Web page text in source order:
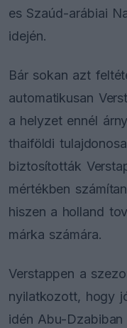
es Szaúd-arábiai
idején.
Bár sokan azt
automatikusan
a helyzet ennél
thaiföldi
biztosították
mértékben
hiszen a holland
márka számára.
Verstappen a
nyilatkozott, hogy
idén Abu-